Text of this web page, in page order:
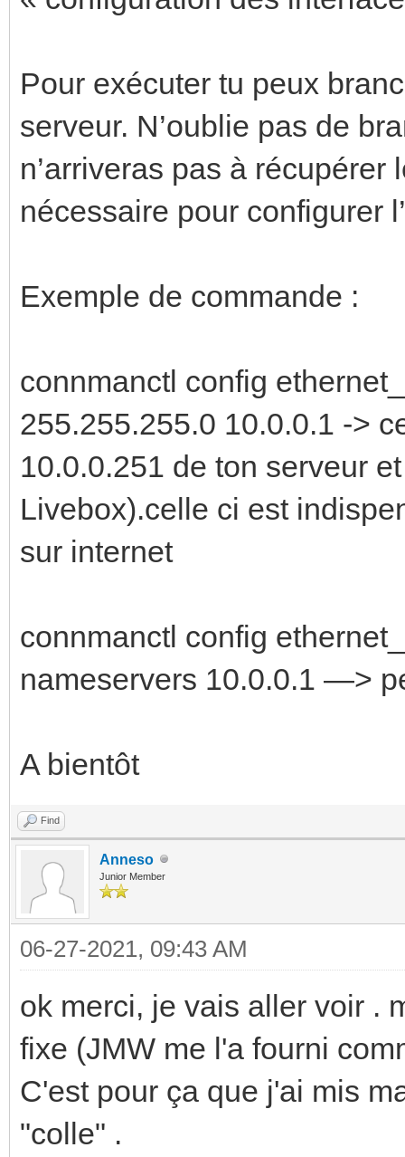
Pour exécuter tu peux
serveur. N’oublie pas de
n’arriveras pas à
nécessaire pour configurer
Exemple de commande :
connmanctl config
255.255.255.0 10.0.0.1 ->
10.0.0.251 de ton serveur
Livebox).celle ci est
sur internet
connmanctl config
nameservers 10.0.0.1 —>
A bientôt
Find
Anneso
Junior Member
06-27-2021, 09:43 AM
ok merci, je vais aller voir .
fixe (JMW me l'a fourni
C'est pour ça que j'ai mis
"colle" .